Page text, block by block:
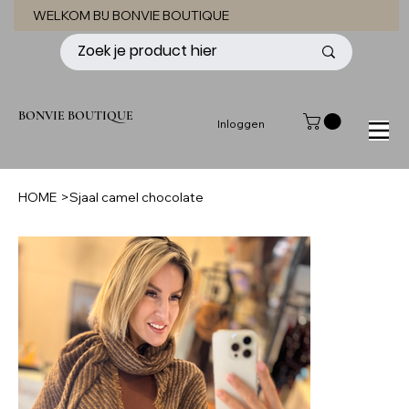
WELKOM BIJ BONVIE BOUTIQUE
BONVIE BOUTIQUE
Inloggen
HOME >Sjaal camel chocolate